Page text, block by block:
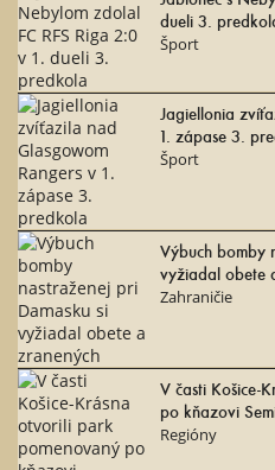
dueli 3.
Šport
Jagiellonia
1. zápase 3.
Šport
Výbuch bomby
vyžiadal obete
Zahraničie
V časti Košice-
po kňazovi
Regióny